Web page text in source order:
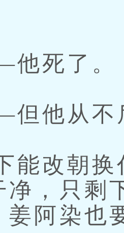
死了。
他从不
改朝换
净，只剩
姜阿染也